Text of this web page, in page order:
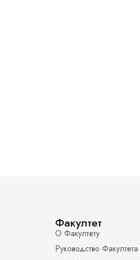
Факултет
О Факултету
Руководство Факултета